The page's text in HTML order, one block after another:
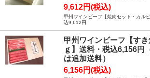
9,612円(税込)
甲州ワインビーフ【焼肉セット・カル
込9,612円
甲州ワインビーフ【す
ｇ】送料・税込6,156円
は追加送料）
6,156円(税込)